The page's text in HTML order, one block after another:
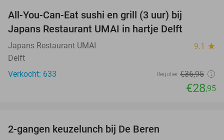
All-You-Can-Eat sushi en grill (3 uur) bij
Japans Restaurant UMAI in hartje Delft
Japans Restaurant UMAI 9.1 star
Delft
Verkocht: 633
Regulier €36,95
€28,95
2-gangen keuzelunch bij De Beren